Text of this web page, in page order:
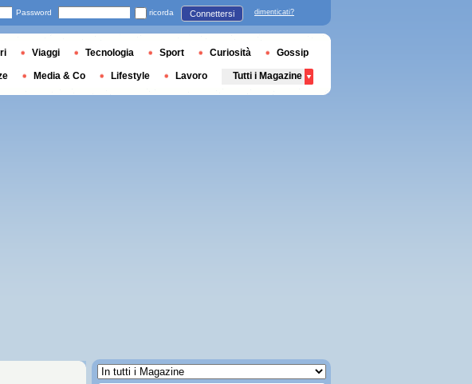
Password ricorda Connettersi dimenticati?
Viaggi Tecnologia Sport Curiosità Gossip
Media & Co Lifestyle Lavoro Tutti i Magazine